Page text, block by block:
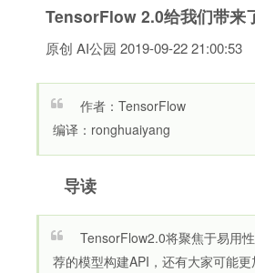
TensorFlow 2.0给我们带来
原创 AI公园 2019-09-22 21:00:53
作者：TensorFlow
编译：ronghuaiyang
导读
TensorFlow2.0将聚焦于易用
荐的模型构建API，还有大家可能